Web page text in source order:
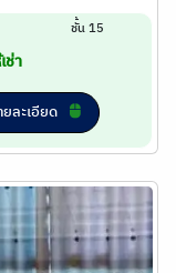
ชั้น 15
ช่า
ยละเอียด